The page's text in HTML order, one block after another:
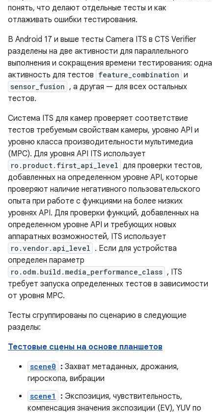
понять, что делают отдельные тесты и как
отлаживать ошибки тестирования.
В Android 17 и выше тесты Camera ITS в CTS Verifier
разделены на две активности для параллельного
выполнения и сокращения времени тестирования: одна
активность для тестов feature_combination и
sensor_fusion , а другая — для всех остальных
тестов.
Система ITS для камер проверяет соответствие
тестов требуемым свойствам камеры, уровню API и
уровню класса производительности мультимедиа
(MPC). Для уровня API ITS использует
ro.product.first_api_level для проверки тестов,
добавленных на определенном уровне API, которые
проверяют наличие негативного пользовательского
опыта при работе с функциями на более низких
уровнях API. Для проверки функций, добавленных на
определенном уровне API и требующих новых
аппаратных возможностей, ITS использует
ro.vendor.api_level . Если для устройства
определен параметр
ro.odm.build.media_performance_class , ITS
требует запуска определенных тестов в зависимости
от уровня MPC.
Тесты сгруппированы по сценарию в следующие
разделы:
Тестовые сцены на основе планшетов
scene0 : Захват метаданных, дрожания,
гироскопа, вибрации
scene1 : Экспозиция, чувствительность,
компенсация значения экспозиции (EV), YUV по